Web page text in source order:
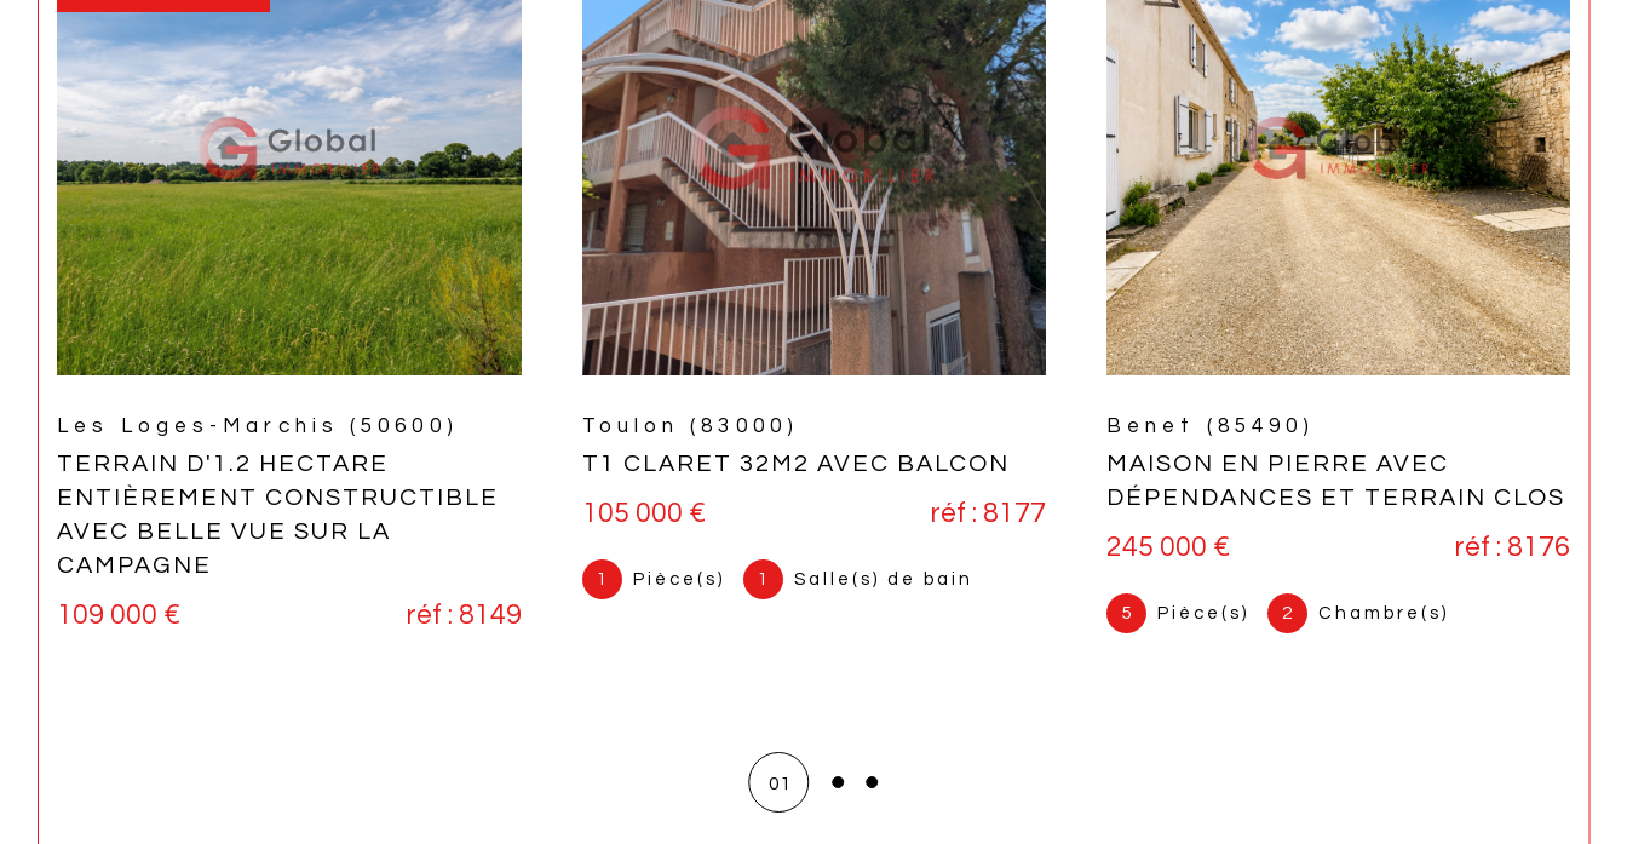
Saint-Leu (97436)
MAISON 5 PIÈCES AVEC PISCINE
ET VUE MER, SAINT-LEU
660 000 €
5 Pièce(s)
Lançon-Provence (13680)
MAISON 4 CHAMBRES AVEC
JARDIN ET GARAGE | LANÇON-
410 000 € réf : 7177
La Ronde (17170)
LONGÈRE RÉNOVÉE 5 CHAMBRES
AVEC TERRAIN ET ÉTANG
335 000 € réf : 8174
7 Pièce(s) 5 Chambre(s)